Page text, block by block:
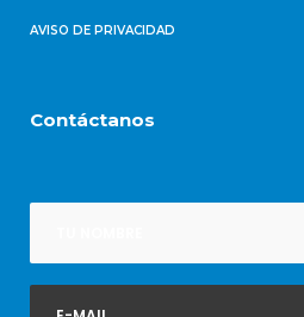
AVISO DE PRIVACIDAD
Contáctanos